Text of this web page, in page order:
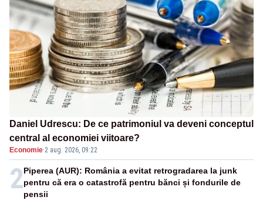
Daniel Udrescu: De ce patrimoniul va deveni conceptul
central al economiei viitoare?
Economie·2 aug. 2026, 09:22
2Piperea (AUR): România a evitat retrogradarea la junk
pentru că era o catastrofă pentru bănci și fondurile de
pensii